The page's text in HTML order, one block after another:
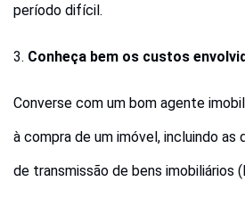
período difícil.
3. Conheça bem os custos
Converse com um bom agente
à compra de um imóvel, incluindo
de transmissão de bens imobiliários